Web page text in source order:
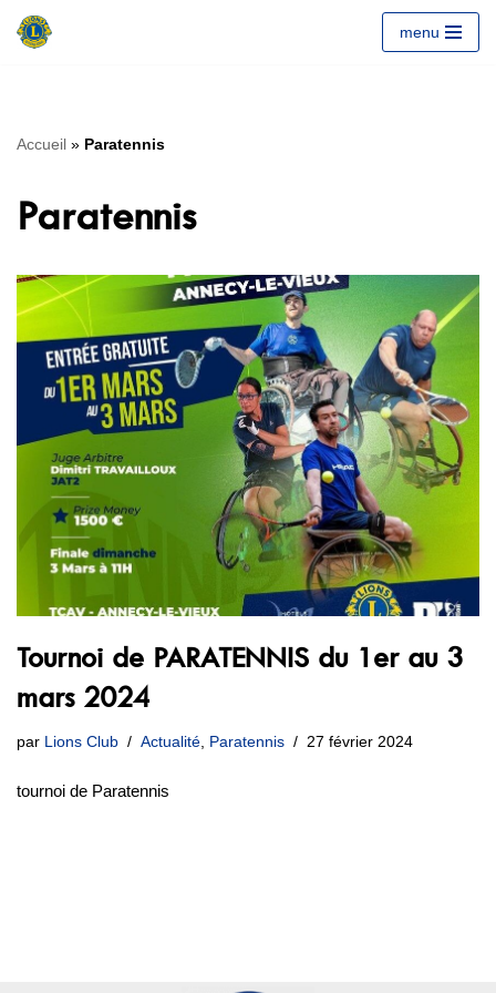
menu
Accueil » Paratennis
Paratennis
Tournoi de PARATENNIS du 1er au 3
mars 2024
par Lions Club Actualité Paratennis 27 février 2024
tournoi de Paratennis